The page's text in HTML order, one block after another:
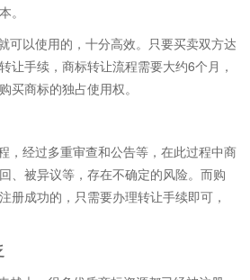
。
可以使用的，十分高效。只要买卖双方达
让手续，商标转让流程需要大约6个月，
买商标的独占使用权。
，经过多重审查和公告等，在此过程中商
、被异议等，存在不确定的风险。而购
册成功的，只需要办理转让手续即可，